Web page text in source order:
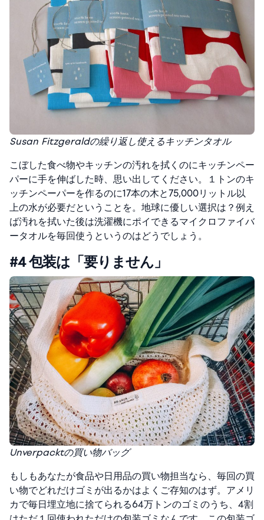
Susan Fitzgeraldの繰り返し使えるキッチンタオル
こぼした食べ物やキッチンの汚れを拭くのにキッチンペー
パーに手を伸ばした時、思い出してください。１トンのキ
ッチンペーパーを作るのに17本の木と75,000リットル以
上の水が必要だということを。地球に優しい選択は？例え
ば汚れを拭いた後は洗濯機にポイできるマイクロファイバ
ータオルを毎回使うというのはどうでしょう。
#4 包装は「要りません」
Unverpacktの買い物バッグ
もしもあなたが食品や日用品の買い物担当なら、毎回の買
い物でどれだけゴミが出るかはよくご存知のはず。アメリ
カで毎日埋立地に捨てられる64万トンのゴミのうち、4割